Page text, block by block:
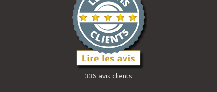
336 avis clients